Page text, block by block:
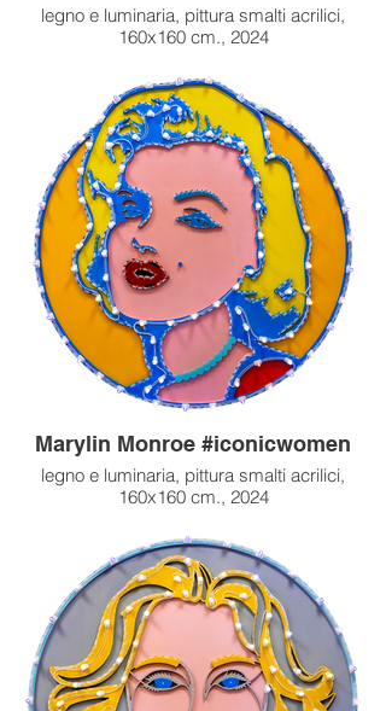
legno e luminaria, pittura smalti acrilici,
160x160 cm., 2024
Marylin Monroe #iconicwomen
legno e luminaria, pittura smalti acrilici,
160x160 cm., 2024